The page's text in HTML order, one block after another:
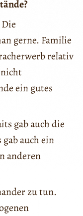
gerne. Familie
relativ
ein gutes
gab auch die
auch ein
anderen
zu tun.